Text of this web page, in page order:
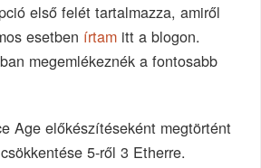
első felét tartalmazza, amiről
esetben írtam itt a blogon.
megemlékeznék a fontosabb
Age előkészítéseként megtörtént
5-ről 3 Etherre.